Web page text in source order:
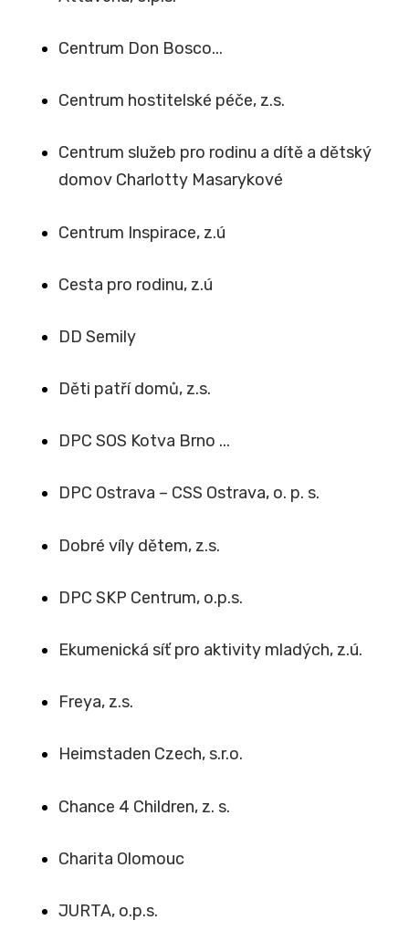
Centrum Don Bosco...
Centrum hostitelské péče, z.s.
Centrum služeb pro rodinu a dítě a dětský
domov Charlotty Masarykové
Centrum Inspirace, z.ú
Cesta pro rodinu, z.ú
DD Semily
Děti patří domů, z.s.
DPC SOS Kotva Brno ...
DPC Ostrava – CSS Ostrava, o. p. s.
Dobré víly dětem, z.s.
DPC SKP Centrum, o.p.s.
Ekumenická síť pro aktivity mladých, z.ú.
Freya, z.s.
Heimstaden Czech, s.r.o.
Chance 4 Children, z. s.
Charita Olomouc
JURTA, o.p.s.